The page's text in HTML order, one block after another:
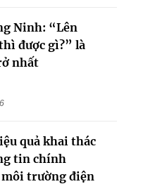
Ninh: “Lên
được gì?” là
nhất
quả khai thác
tin chính
trường điện